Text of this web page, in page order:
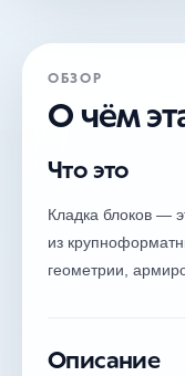
ОБЗОР
О чём
Что это
Кладка блоков —
из
геометрии,
Описание